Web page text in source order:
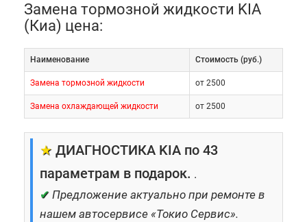
Замена тормозной жидкости KIA
(Киа) цена:
Наименование Cтоимость (руб.)
Замена тормозной жидкости от 2500
Замена охлаждающей жидкости от 2500
★ ДИАГНОСТИКА KIA по 43
параметрам в подарок. .
✔ Предложение актуально при ремонте в
нашем автосервисе «Токио Сервис».